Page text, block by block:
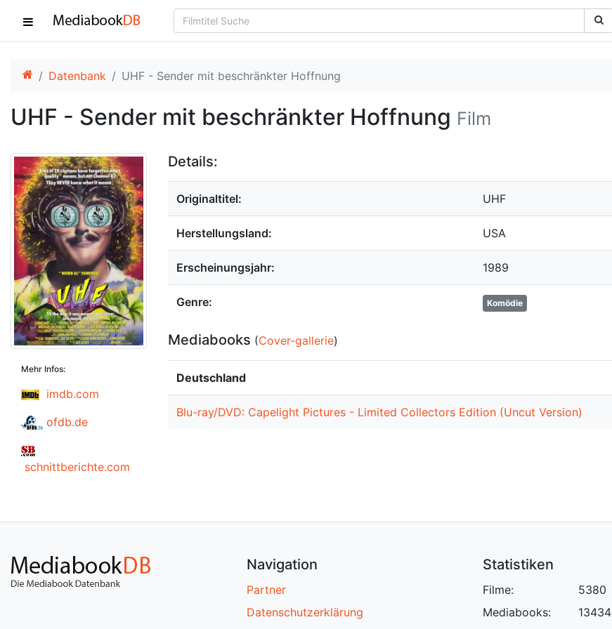
Datenbank UHF - Sender mit beschränkter Hoffnung
UHF - Sender mit beschränkter Hoffnung Film
Mehr Infos:
imdb.com
ofdb.de
schnittberichte.com
Details:
Originaltitel: UHF
Herstellungsland: USA
Erscheinungsjahr: 1989
Genre: Komödie
Mediabooks (Cover-gallerie)
Deutschland
Blu-ray/DVD: Capelight Pictures - Limited Collectors Edition (Uncut Version)
Navigation
Partner
Datenschutzerklärung
Statistiken
Filme:
Mediabooks:
5380
13434